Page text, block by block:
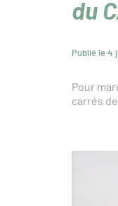
du
Publié le 4
Pour
carrés